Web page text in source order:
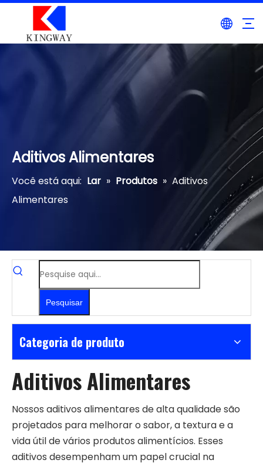
Aditivos Alimentares
Você está aqui: Lar » Produtos » Aditivos
Alimentares
Pesquisar
Categoria de produto
Aditivos Alimentares
Nossos aditivos alimentares de alta qualidade são
projetados para melhorar o sabor, a textura e a
vida útil de vários produtos alimentícios. Esses
aditivos desempenham um papel crucial na